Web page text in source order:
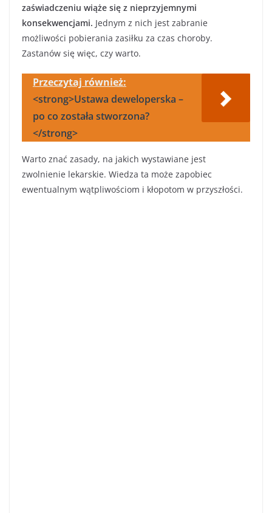
zaświadczeniu wiąże się z nieprzyjemnymi
konsekwencjami. Jednym z nich jest zabranie
możliwości pobierania zasiłku za czas choroby.
Zastanów się więc, czy warto.
Przeczytaj również:
<strong>Ustawa deweloperska –
po co została stworzona?
</strong>
Warto znać zasady, na jakich wystawiane jest
zwolnienie lekarskie. Wiedza ta może zapobiec
ewentualnym wątpliwościom i kłopotom w przyszłości.